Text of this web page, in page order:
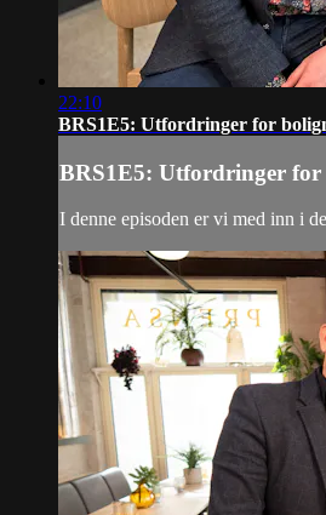
22:10
BRS1E5: Utfordringer for
BRS1E5: Utfordringer
I denne episoden er vi med inn i